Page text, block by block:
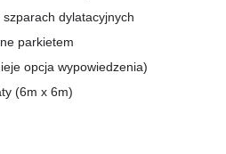
dylatacyjnych
parkietem
opcja wypowiedzenia)
(6m x 6m)